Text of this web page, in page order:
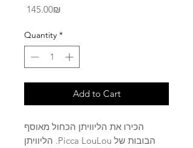
‏145.00 ‏₪
Quantity *
Add to Cart
הכירו את הליוויתן הכחול מאוסף
הבובות של Picca LouLou. הליוויתן